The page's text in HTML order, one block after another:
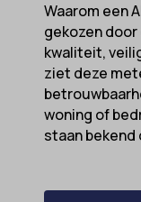
Waarom een
gekozen
kwaliteit,
ziet deze
woning of
staan bekend